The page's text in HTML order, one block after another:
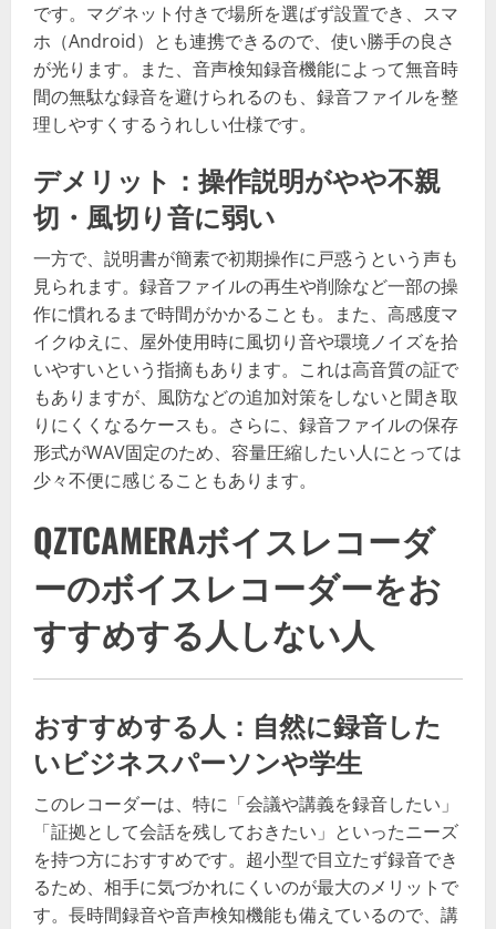
です。マグネット付きで場所を選ばず設置でき、スマ
ホ（Android）とも連携できるので、使い勝手の良さ
が光ります。また、音声検知録音機能によって無音時
間の無駄な録音を避けられるのも、録音ファイルを整
理しやすくするうれしい仕様です。
デメリット：操作説明がやや不親
切・風切り音に弱い
一方で、説明書が簡素で初期操作に戸惑うという声も
見られます。録音ファイルの再生や削除など一部の操
作に慣れるまで時間がかかることも。また、高感度マ
イクゆえに、屋外使用時に風切り音や環境ノイズを拾
いやすいという指摘もあります。これは高音質の証で
もありますが、風防などの追加対策をしないと聞き取
りにくくなるケースも。さらに、録音ファイルの保存
形式がWAV固定のため、容量圧縮したい人にとっては
少々不便に感じることもあります。
QZTCAMERAボイスレコーダ
ーのボイスレコーダーをお
すすめする人しない人
おすすめする人：自然に録音した
いビジネスパーソンや学生
このレコーダーは、特に「会議や講義を録音したい」
「証拠として会話を残しておきたい」といったニーズ
を持つ方におすすめです。超小型で目立たず録音でき
るため、相手に気づかれにくいのが最大のメリットで
す。長時間録音や音声検知機能も備えているので、講